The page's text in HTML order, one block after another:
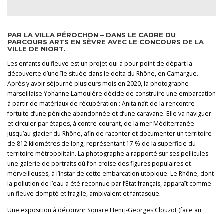
PAR LA VILLA PÉROCHON – DANS LE CADRE DU
PARCOURS ARTS EN SÈVRE AVEC LE CONCOURS DE LA
VILLE DE NIORT.
Les enfants du fleuve est un projet qui a pour point de départ la
découverte d’une île située dans le delta du Rhône, en Camargue.
Après y avoir séjourné plusieurs mois en 2020, la photographe
marseillaise Yohanne Lamoulère décide de construire une embarcation
à partir de matériaux de récupération : Anita naît de la rencontre
fortuite d’une péniche abandonnée et d’une caravane. Elle va naviguer
et circuler par étapes, à contre-courant, de la mer Méditerranée
jusqu’au glacier du Rhône, afin de raconter et documenter un territoire
de 812 kilomètres de long, représentant 17 % de la superficie du
territoire métropolitain. La photographe a rapporté sur ses pellicules
une galerie de portraits où l’on croise des figures populaires et
merveilleuses, à l’instar de cette embarcation utopique. Le Rhône, dont
la pollution de l’eau a été reconnue par l’État français, apparaît comme
un fleuve dompté et fragile, ambivalent et fantasque.
Une exposition à découvrir Square Henri-Georges Clouzot (face au